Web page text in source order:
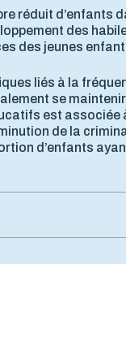
réduit d’enfants
des
des jeunes
liés à la
se
est associée
de la
d’enfants